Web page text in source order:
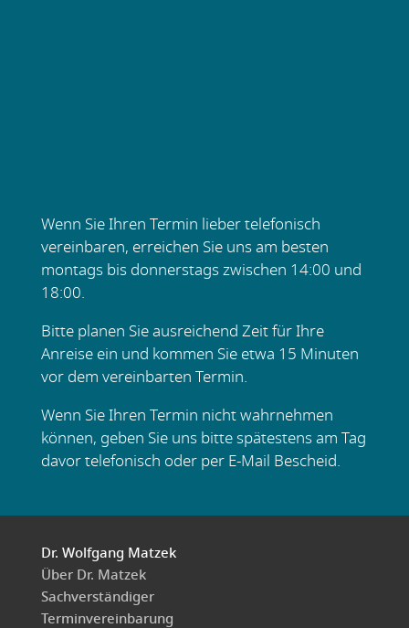
Wenn Sie Ihren Termin lieber telefonisch
vereinbaren, erreichen Sie uns am besten
montags bis donnerstags zwischen 14:00 und
18:00.
Bitte planen Sie ausreichend Zeit für Ihre
Anreise ein und kommen Sie etwa 15 Minuten
vor dem vereinbarten Termin.
Wenn Sie Ihren Termin nicht wahrnehmen
können, geben Sie uns bitte spätestens am Tag
davor telefonisch oder per E-Mail Bescheid.
Dr. Wolfgang Matzek
Über Dr. Matzek
Sachverständiger
Terminvereinbarung